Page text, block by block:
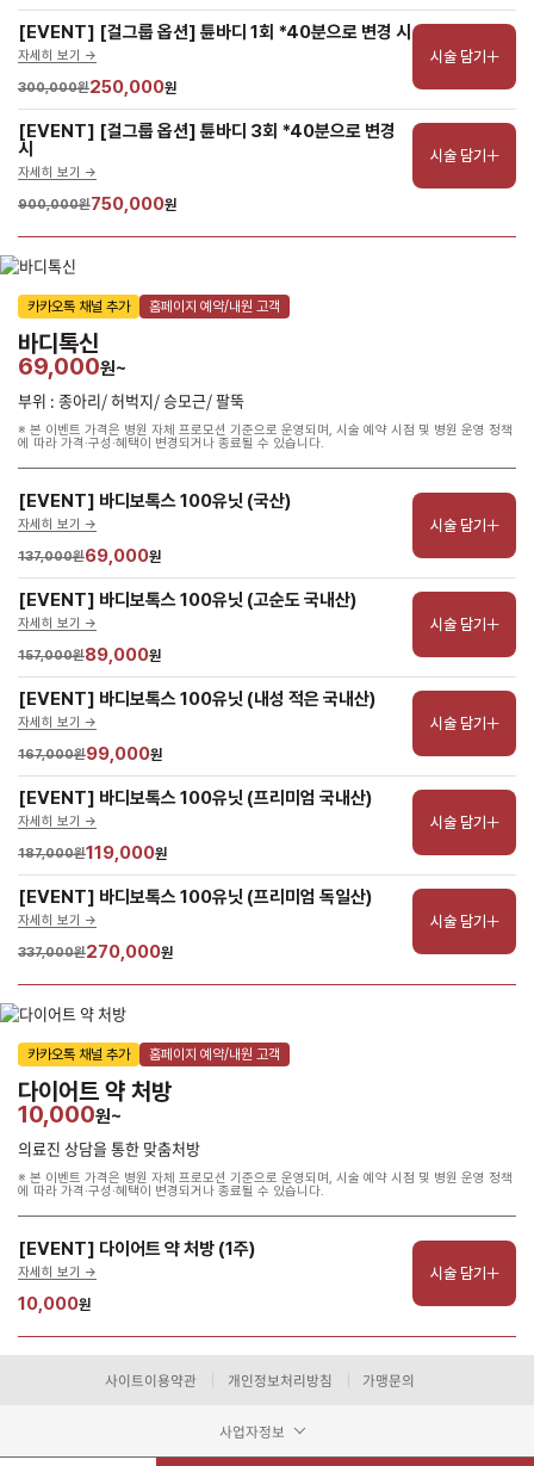
[EVENT] [걸그룹 옵션] 튠바디 1회 *40분으로 변경 시
자세히 보기 ->
300,000원250,000원
시술 담기
[EVENT] [걸그룹 옵션] 튠바디 3회 *40분으로 변경
시
자세히 보기 ->
900,000원750,000원
시술 담기
카카오톡 채널 추가 홈페이지 예약/내원 고객
바디톡신
69,000원~
부위 : 종아리/ 허벅지/ 승모근/ 팔뚝
※ 본 이벤트 가격은 병원 자체 프로모션 기준으로 운영되며, 시술 예약 시점 및 병원 운영 정책
에 따라 가격·구성·혜택이 변경되거나 종료될 수 있습니다.
[EVENT] 바디보톡스 100유닛 (국산)
자세히 보기 ->
137,000원69,000원
시술 담기
[EVENT] 바디보톡스 100유닛 (고순도 국내산)
자세히 보기 ->
157,000원89,000원
시술 담기
[EVENT] 바디보톡스 100유닛 (내성 적은 국내산)
자세히 보기 ->
167,000원99,000원
시술 담기
[EVENT] 바디보톡스 100유닛 (프리미엄 국내산)
자세히 보기 ->
187,000원119,000원
시술 담기
[EVENT] 바디보톡스 100유닛 (프리미엄 독일산)
자세히 보기 ->
337,000원270,000원
시술 담기
카카오톡 채널 추가 홈페이지 예약/내원 고객
다이어트 약 처방
10,000원~
의료진 상담을 통한 맞춤처방
※ 본 이벤트 가격은 병원 자체 프로모션 기준으로 운영되며, 시술 예약 시점 및 병원 운영 정책
에 따라 가격·구성·혜택이 변경되거나 종료될 수 있습니다.
[EVENT] 다이어트 약 처방 (1주)
자세히 보기 ->
10,000원
시술 담기
사이트이용약관 개인정보처리방침 가맹문의
사업자정보